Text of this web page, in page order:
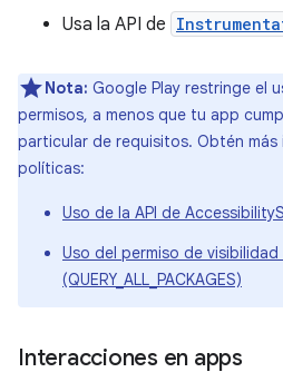
Usa la API de
Nota: Google Play restringe el
permisos, a menos que tu app
particular de requisitos. Obtén
políticas:
Uso de la API de
Uso del permiso de
(QUERY_ALL_PACKAGES)
Interacciones en apps